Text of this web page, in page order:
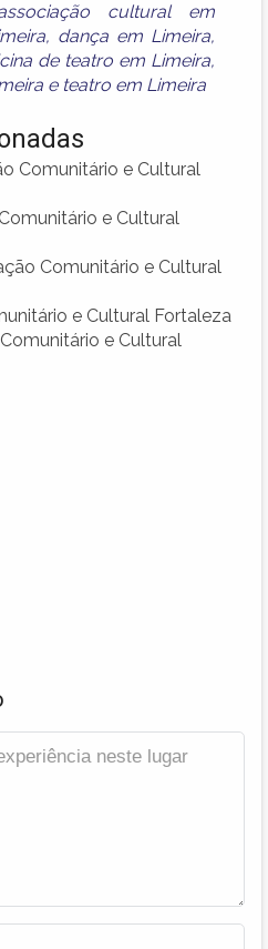
cultural em
, dança em Limeira,
de teatro em Limeira,
e teatro em Limeira
Comunitário e Cultural
e Cultural
Comunitário e Cultural
e Cultural Fortaleza
e Cultural